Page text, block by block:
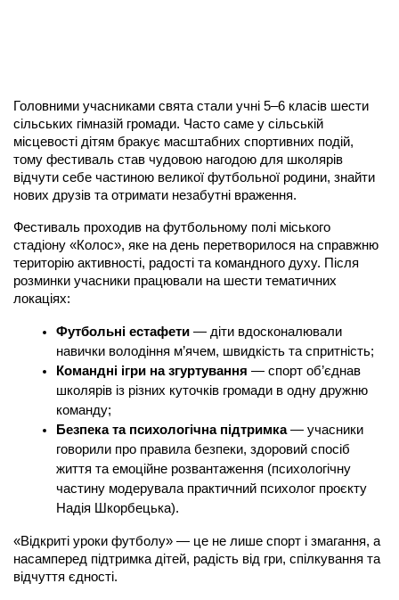
Головними учасниками свята стали учні 5–6 класів шести
сільських гімназій громади. Часто саме у сільській
місцевості дітям бракує масштабних спортивних подій,
тому фестиваль став чудовою нагодою для школярів
відчути себе частиною великої футбольної родини, знайти
нових друзів та отримати незабутні враження.
Фестиваль проходив на футбольному полі міського
стадіону «Колос», яке на день перетворилося на справжню
територію активності, радості та командного духу. Після
розминки учасники працювали на шести тематичних
локаціях:
Футбольні естафети — діти вдосконалювали
навички володіння м’ячем, швидкість та спритність;
Командні ігри на згуртування — спорт об’єднав
школярів із різних куточків громади в одну дружню
команду;
Безпека та психологічна підтримка — учасники
говорили про правила безпеки, здоровий спосіб
життя та емоційне розвантаження (психологічну
частину модерувала практичний психолог проєкту
Надія Шкорбецька).
«Відкриті уроки футболу» — це не лише спорт і змагання, а
насамперед підтримка дітей, радість від гри, спілкування та
відчуття єдності.